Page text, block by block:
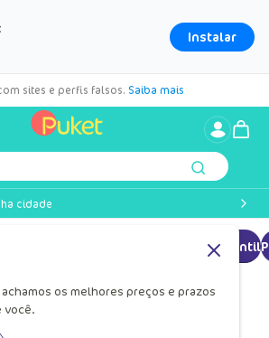
Instalar
sites e perfis falsos. Saiba mais
cidade
achamos os melhores preços e prazos
você.
Pijama manga longo Infantil
Longo
ideal para noites quentinhas com